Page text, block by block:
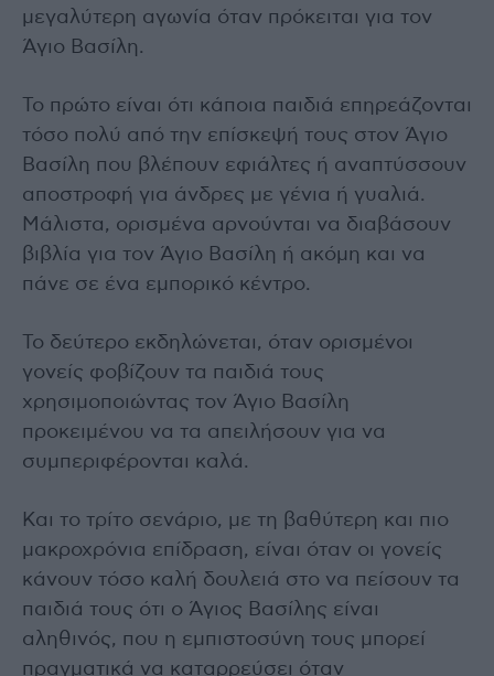
μεγαλύτερη αγωνία όταν πρόκειται για τον
Άγιο Βασίλη.
Το πρώτο είναι ότι κάποια παιδιά επηρεάζονται
τόσο πολύ από την επίσκεψή τους στον Άγιο
Βασίλη που βλέπουν εφιάλτες ή αναπτύσσουν
αποστροφή για άνδρες με γένια ή γυαλιά.
Μάλιστα, ορισμένα αρνούνται να διαβάσουν
βιβλία για τον Άγιο Βασίλη ή ακόμη και να
πάνε σε ένα εμπορικό κέντρο.
Το δεύτερο εκδηλώνεται, όταν ορισμένοι
γονείς φοβίζουν τα παιδιά τους
χρησιμοποιώντας τον Άγιο Βασίλη
προκειμένου να τα απειλήσουν για να
συμπεριφέρονται καλά.
Και το τρίτο σενάριο, με τη βαθύτερη και πιο
μακροχρόνια επίδραση, είναι όταν οι γονείς
κάνουν τόσο καλή δουλειά στο να πείσουν τα
παιδιά τους ότι ο Άγιος Βασίλης είναι
αληθινός, που η εμπιστοσύνη τους μπορεί
πραγματικά να καταρρεύσει όταν